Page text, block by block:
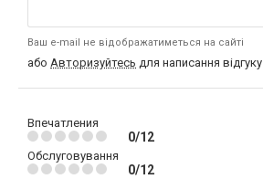
Ваш e-mail не відображатиметься на сайті
або Авторизуйтесь для написання відгуку
Впечатления
0/12
Обслуговування
0/12